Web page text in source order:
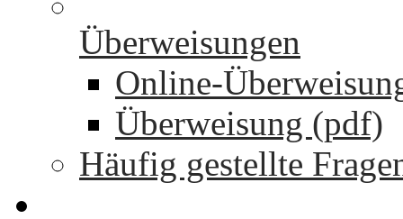
Überweisungen
Online-
Überweisung (pdf)
Häufig gestellte